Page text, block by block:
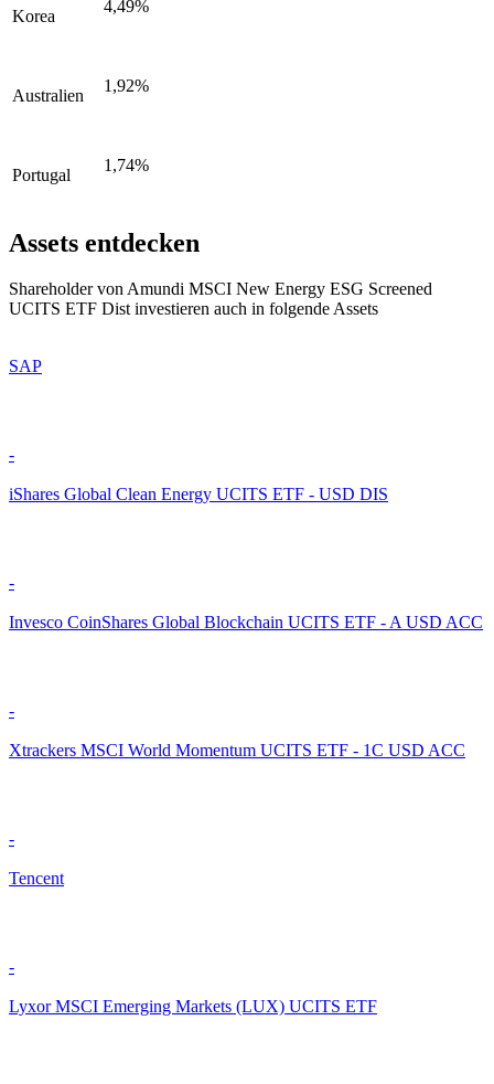
Korea
4,49%
Australien
1,92%
Portugal
1,74%
Assets entdecken
Shareholder von Amundi MSCI New Energy ESG Screened
UCITS ETF Dist investieren auch in folgende Assets
SAP
-
iShares Global Clean Energy UCITS ETF - USD DIS
-
Invesco CoinShares Global Blockchain UCITS ETF - A USD ACC
-
Xtrackers MSCI World Momentum UCITS ETF - 1C USD ACC
-
Tencent
-
Lyxor MSCI Emerging Markets (LUX) UCITS ETF